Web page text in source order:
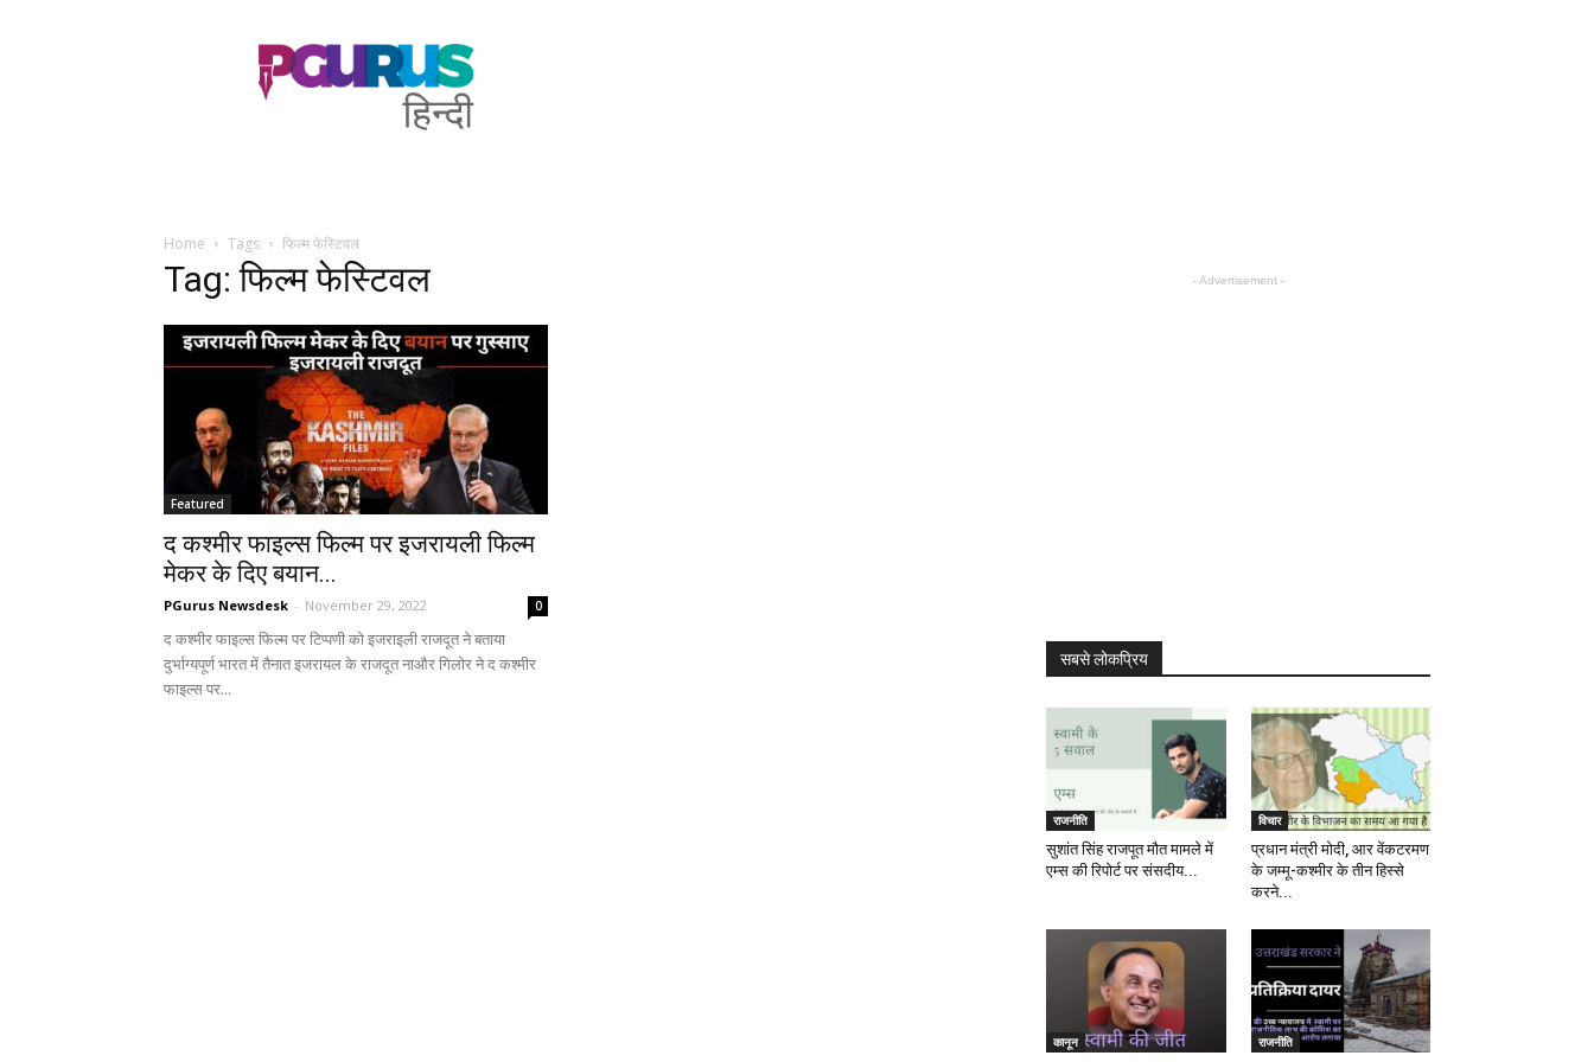
PGurus
Hindi
Home Tags फिल्म फेस्टिवल
Tag: फिल्म फेस्टिवल
Featured
द कश्‍मीर फाइल्स फिल्म पर इजरायली फिल्‍म
मेकर के दिए बयान...
PGurus Newsdesk - November 29, 2022 0
द कश्मीर फाइल्स फिल्म पर टिप्पणी को इजराइली राजदूत ने बताया
दुर्भाग्यपूर्ण भारत में तैनात इजरायल के राजदूत नाऔर गिलोर ने द कश्‍मीर
फाइल्स पर...
- Advertisement -
सबसे लोकप्रिय
राजनीति
सुशांत सिंह राजपूत मौत मामले में
एम्स की रिपोर्ट पर संसदीय...
विचार
प्रधान मंत्री मोदी, आर वेंकटरमण
के जम्मू-कश्मीर के तीन हिस्से
करने...
कानून राजनीति